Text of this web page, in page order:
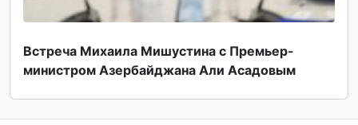
Встреча Михаила Мишустина с Премьер-
министром Азербайджана Али Асадовым